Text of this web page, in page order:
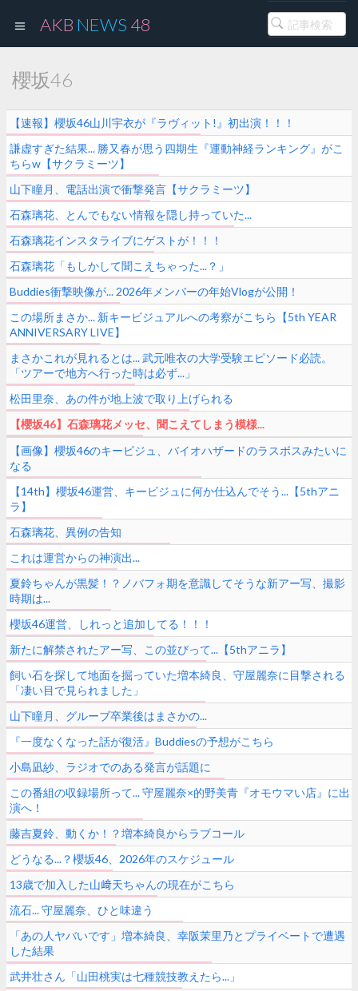
AKB NEWS 48
櫻坂46
【速報】櫻坂46山川宇衣が『ラヴィット!』初出演！！！
謙虚すぎた結果... 勝又春が思う四期生『運動神経ランキング』がこ
ちらw【サクラミーツ】
山下瞳月、電話出演で衝撃発言【サクラミーツ】
石森璃花、とんでもない情報を隠し持っていた...
石森璃花インスタライブにゲストが！！！
石森璃花「もしかして聞こえちゃった...？」
Buddies衝撃映像が... 2026年メンバーの年始Vlogが公開！
この場所まさか... 新キービジュアルへの考察がこちら【5th YEAR
ANNIVERSARY LIVE】
まさかこれが見れるとは... 武元唯衣の大学受験エピソード必読。
「ツアーで地方へ行った時は必ず...」
松田里奈、あの件が地上波で取り上げられる
【櫻坂46】石森璃花メッセ、聞こえてしまう模様...
【画像】櫻坂46のキービジュ、バイオハザードのラスボスみたいに
なる
【14th】櫻坂46運営、キービジュに何か仕込んでそう...【5thアニ
ラ】
石森璃花、異例の告知
これは運営からの神演出...
夏鈴ちゃんが黒髪！？ノバフォ期を意識してそうな新アー写、撮影
時期は...
櫻坂46運営、しれっと追加してる！！！
新たに解禁されたアー写、この並びって...【5thアニラ】
飼い石を探して地面を掘っていた増本綺良、守屋麗奈に目撃される
「凄い目で見られました」
山下瞳月、グルーブ卒業後はまさかの...
『一度なくなった話が復活』Buddiesの予想がこちら
小島凪紗、ラジオでのある発言が話題に
この番組の収録場所って... 守屋麗奈×的野美青『オモウマい店』に出
演へ！
藤吉夏鈴、動くか！？増本綺良からラブコール
どうなる...？櫻坂46、2026年のスケジュール
13歳で加入した山﨑天ちゃんの現在がこちら
流石... 守屋麗奈、ひと味違う
「あの人ヤバいです」増本綺良、幸阪茉里乃とプライベートで遭遇
した結果
武井壮さん「山田桃実は七種競技教えたら...」